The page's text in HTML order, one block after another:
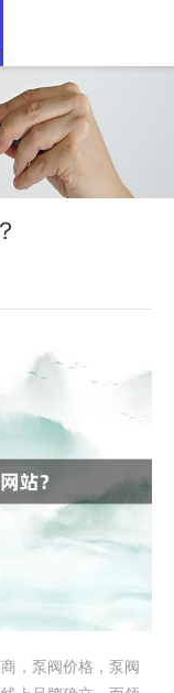
，泵阀价格，泵阀